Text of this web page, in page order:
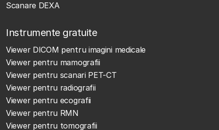
Scanare DEXA
Instrumente gratuite
Viewer DICOM pentru imagini medicale
Viewer pentru mamografii
Viewer pentru scanari PET-CT
Viewer pentru radiografii
Viewer pentru ecografii
Viewer pentru RMN
Viewer pentru tomografii